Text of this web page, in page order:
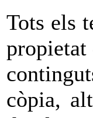
Tots els
propietat
còpia,